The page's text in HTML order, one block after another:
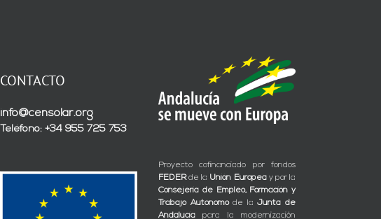
CONTACTO
info@censolar.org
Teléfono: +34 955 725 753
Proyecto cofinanciado por fondos
FEDERde la Unión Europeay por la
Consejería de Empleo, Formación y
Trabajo Autónomode laJunta de
Andalucía para la modernización